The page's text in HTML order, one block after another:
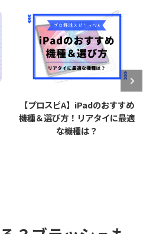
A】iPadのおすすめ
方！リアタイに最適
【プロス
で打率が